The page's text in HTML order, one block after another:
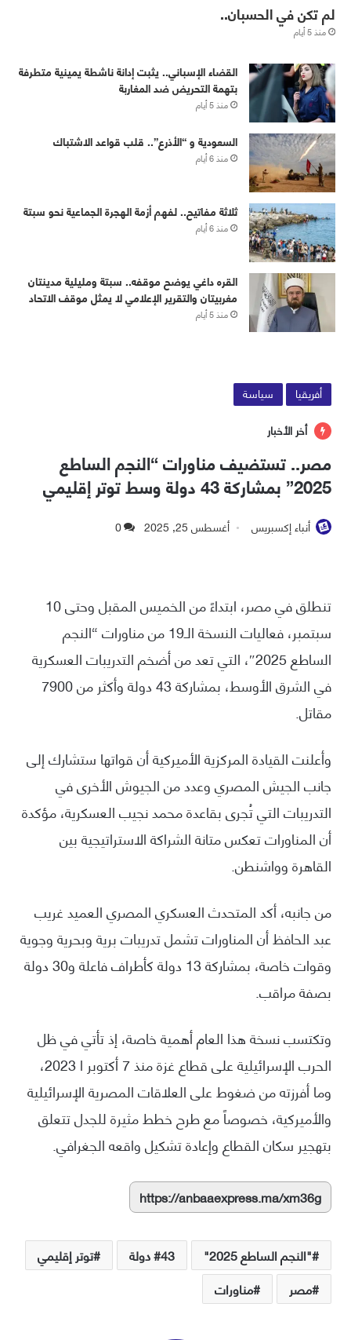
لم تكن في الحسبان..
منذ 5 أيام
القضاء الإسباني.. يثبت إدانة ناشطة يمينية متطرفة
بتهمة التحريض ضد المغاربة
منذ 5 أيام
‏⁧‫السعودية‬⁩ و “الأذرع”.. قلب قواعد الاشتباك
منذ 6 أيام
ثلاثة مفاتيح.. لفهم أزمة الهجرة الجماعية نحو سبتة
منذ 6 أيام
القره داغي يوضح موقفه.. سبتة ومليلية مدينتان
مغربيتان والتقرير الإعلامي لا يمثل موقف الاتحاد
منذ 5 أيام